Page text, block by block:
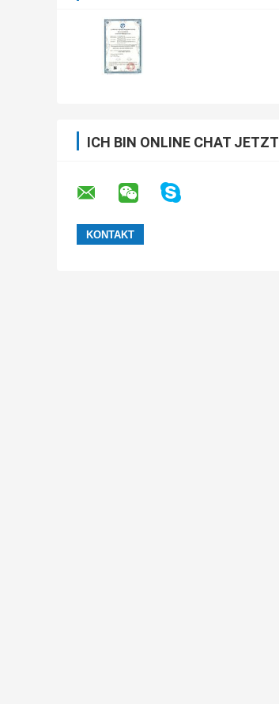
ICH BIN ONLINE CHAT JETZT